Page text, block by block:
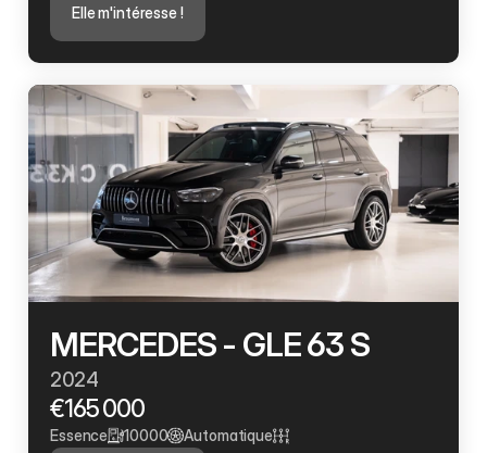
Elle m'intéresse !
MERCEDES - GLE 63 S
2024
€165 000
Essence 10000 Automatique